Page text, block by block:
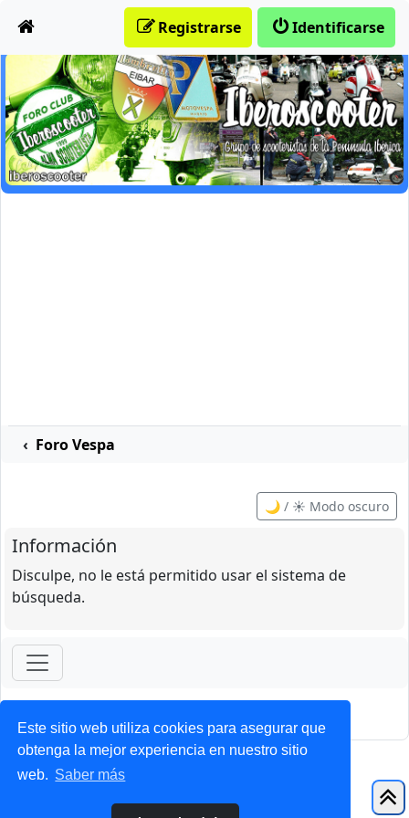
Este sitio web utiliza cookies para asegurar que
obtenga la mejor experiencia en nuestro sitio
web. Saber más
Identificarse
Registrarse
Foro Vespa
🌙 / ☀️ Modo oscuro
Información
Disculpe, no le está permitido usar el sistema de
búsqueda.
ForoClub 2025
Privacidad| Condiciones